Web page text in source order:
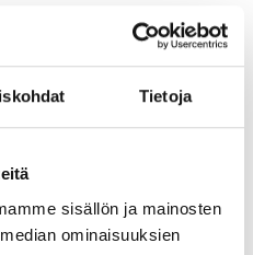
Tietoja
sisällön ja mainosten
ominaisuuksien
5:sta tähdestä